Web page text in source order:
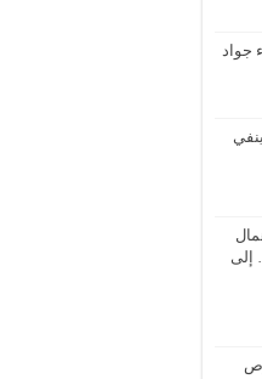
جواد
إلى